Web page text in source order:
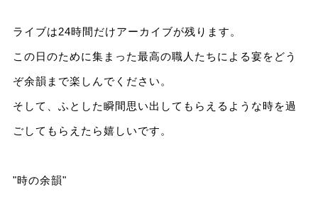
ライブは24時間だけアーカイブが残ります。
この日のために集まった最高の職人たちによる宴をどう
ぞ余韻まで楽しんでください。
そして、ふとした瞬間思い出してもらえるような時を過
ごしてもらえたら嬉しいです。
"時の余韻"